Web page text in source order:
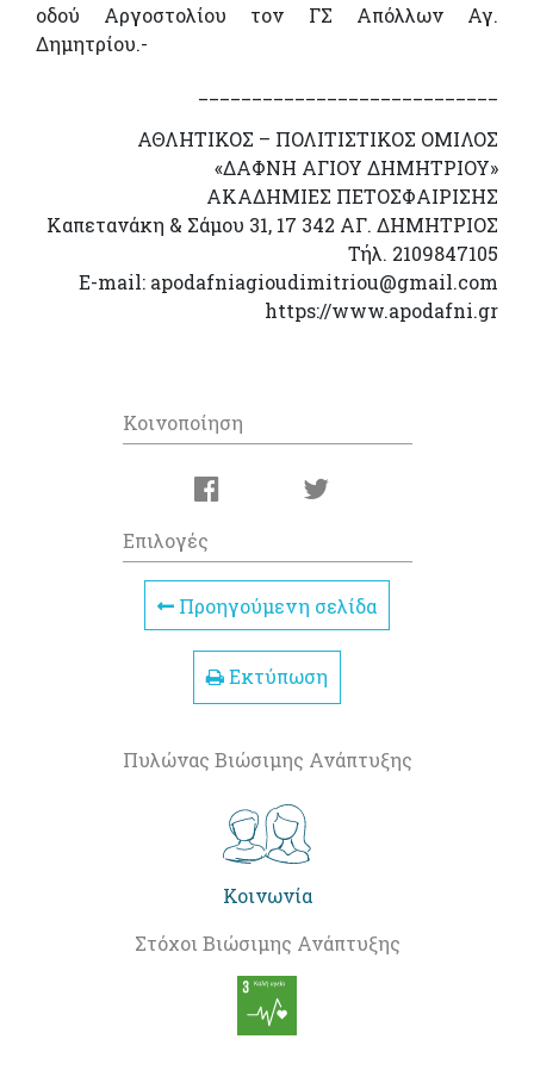
οδού Αργοστολίου τον ΓΣ Απόλλων Αγ.
Δημητρίου.-
ΑΘΛΗΤΙΚΟΣ – ΠΟΛΙΤΙΣΤΙΚΟΣ ΟΜΙΛΟΣ
«ΔΑΦΝΗ ΑΓΙΟΥ ΔΗΜΗΤΡΙΟΥ»
ΑΚΑΔΗΜΙΕΣ ΠΕΤΟΣΦΑΙΡΙΣΗΣ
Καπετανάκη & Σάμου 31, 17 342 ΑΓ. ΔΗΜΗΤΡΙΟΣ
Τήλ. 2109847105
Ε-mail: apodafniagioudimitriou@gmail.com
https://www.apodafni.gr
Κοινοποίηση
Επιλογές
Προηγούμενη σελίδα
Εκτύπωση
Πυλώνας Βιώσιμης Ανάπτυξης
Κοινωνία
Στόχοι Βιώσιμης Ανάπτυξης